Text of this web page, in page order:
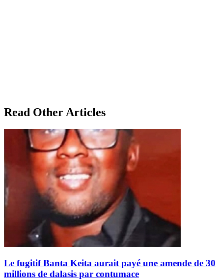
Read Other Articles
Le fugitif Banta Keita aurait payé une amende de 30
millions de dalasis par contumace